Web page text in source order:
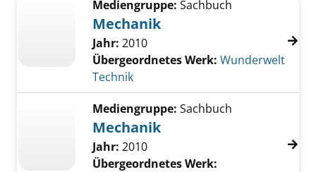
Mediengruppe: Sachbuch
Mechanik
Jahr: 2010
Übergeordnetes Werk: Wunderwelt
Technik
Mediengruppe: Sachbuch
Mechanik
Jahr: 2010
Übergeordnetes Werk: